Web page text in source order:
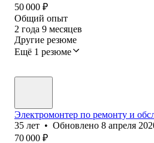
50 000 ₽
Общий опыт
2 года 9 месяцев
Другие резюме
Ещё 1 резюме
Электромонтер по ремонту и
35 лет • Обновлено 8 апреля
70 000 ₽